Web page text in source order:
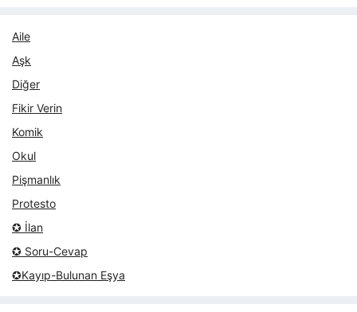
Aile
Aşk
Diğer
Fikir Verin
Komik
Okul
Pişmanlık
Protesto
✪ İlan
✪ Soru-Cevap
✪Kayıp-Bulunan Eşya